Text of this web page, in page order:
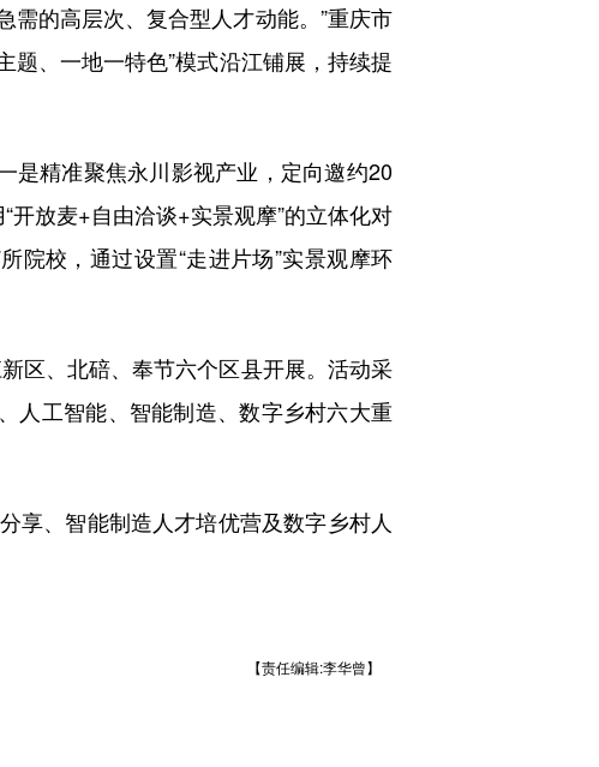
的高层次、复合型人才动能。”重庆市
题、一地一特色”模式沿江铺展，持续提
是精准聚焦永川影视产业，定向邀约20
放麦+自由洽谈+实景观摩”的立体化对
院校，通过设置“走进片场”实景观摩环
区、北碚、奉节六个区县开展。活动采
人工智能、智能制造、数字乡村六大重
享、智能制造人才培优营及数字乡村人
【责任编辑:李华曾】